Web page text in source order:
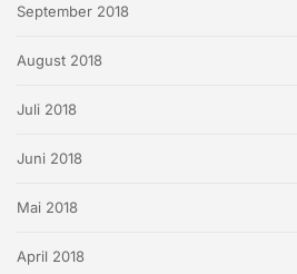
September 2018
August 2018
Juli 2018
Juni 2018
Mai 2018
April 2018